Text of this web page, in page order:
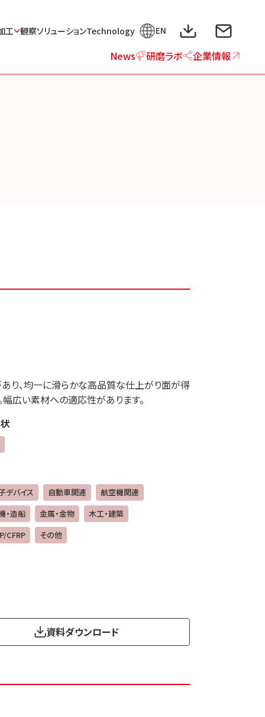
工 観察ソリューションTechnology EN
News 研磨ラボ 企業情報
り、均一に滑らかな高品質な仕上がり面が得
幅広い素材への適応性があります。
デバイス 自動車関連
航空機関連
・造船
金属・金物
木工・建築
CFRP
その他
資料ダウンロード